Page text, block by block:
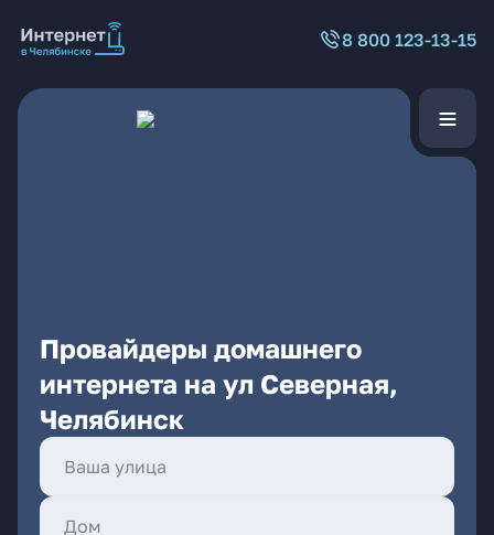
8 800 123-13-15
Провайдеры домашнего
интернета на ул Северная,
Челябинск